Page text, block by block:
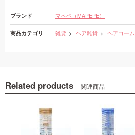
ブランド マペペ（MAPEPE）
商品カテゴリ 雑貨 ヘア雑貨 ヘアコーム
Related products 関連商品